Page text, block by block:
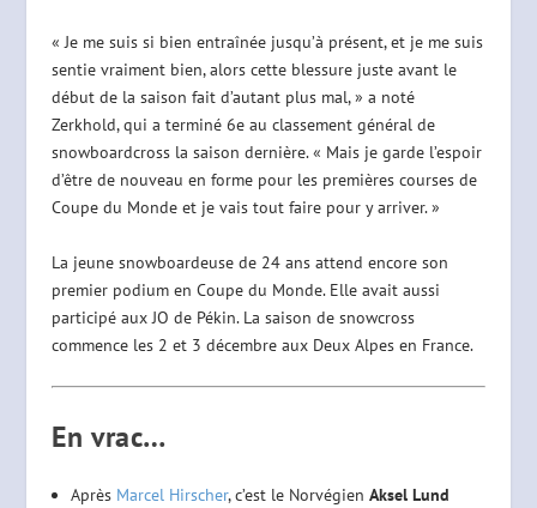
« Je me suis si bien entraînée jusqu’à présent, et je me suis
sentie vraiment bien, alors cette blessure juste avant le
début de la saison fait d’autant plus mal, » a noté
Zerkhold, qui a terminé 6e au classement général de
snowboardcross la saison dernière. « Mais je garde l’espoir
d’être de nouveau en forme pour les premières courses de
Coupe du Monde et je vais tout faire pour y arriver. »
La jeune snowboardeuse de 24 ans attend encore son
premier podium en Coupe du Monde. Elle avait aussi
participé aux JO de Pékin. La saison de snowcross
commence les 2 et 3 décembre aux Deux Alpes en France.
En vrac…
Après Marcel Hirscher, c’est le Norvégien Aksel Lund